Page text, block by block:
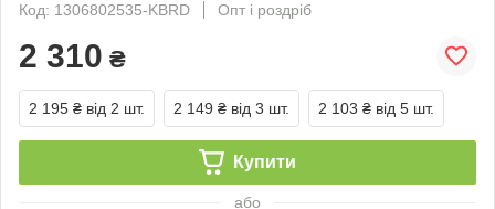
Код: 1306802535-KBRD
Опт і роздріб
2 310 ₴
2 195 ₴ від 2 шт. 2 149 ₴ від 3 шт. 2 103 ₴ від 5 шт.
Купити
або